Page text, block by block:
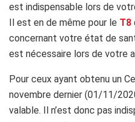
est indispensable lors de
Il est en de même pour le T8
concernant votre état de
est nécessaire lors de votre
Pour ceux ayant obtenu un
novembre dernier (01/11/
valable. Il n’est donc pas